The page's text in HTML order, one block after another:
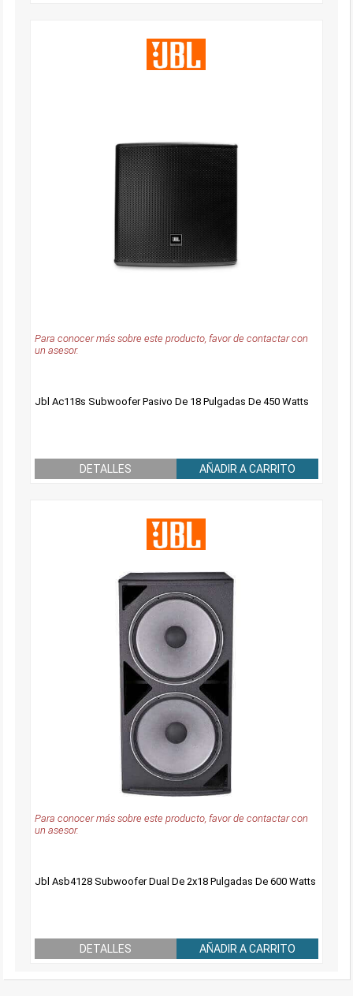
Para conocer más sobre este producto, favor de contactar con
un asesor.
Jbl Ac118s Subwoofer Pasivo De 18 Pulgadas De 450 Watts
DETALLES AÑADIR A CARRITO
Para conocer más sobre este producto, favor de contactar con
un asesor.
Jbl Asb4128 Subwoofer Dual De 2x18 Pulgadas De 600 Watts
DETALLES AÑADIR A CARRITO